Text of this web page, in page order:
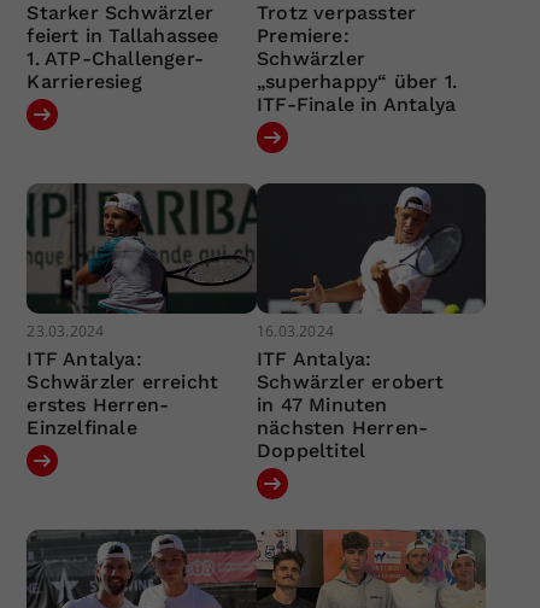
Starker Schwärzler
feiert in Tallahassee
1. ATP-Challenger-
Karrieresieg
Trotz verpasster
Premiere:
Schwärzler
„superhappy“ über 1.
ITF-Finale in Antalya
23.03.2024
ITF Antalya:
Schwärzler erreicht
erstes Herren-
Einzelfinale
16.03.2024
ITF Antalya:
Schwärzler erobert
in 47 Minuten
nächsten Herren-
Doppeltitel